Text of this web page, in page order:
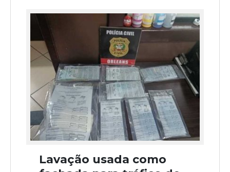
Lavação usada como